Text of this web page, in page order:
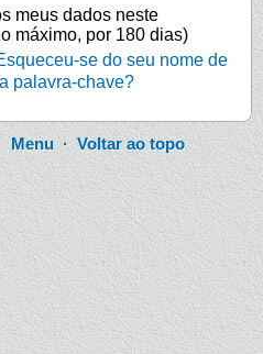
meus dados neste
máximo, por 180 dias)
se do seu nome de
palavra-chave?
Menu ·Voltar ao topo